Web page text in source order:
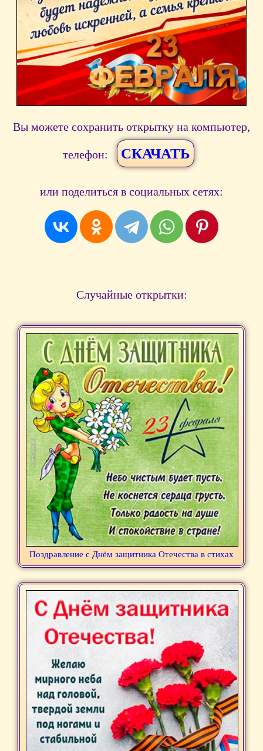
Вы можете сохранить открытку на компьютер,
телефон: СКАЧАТЬ
или поделиться в социальных сетях:
Случайные открытки:
Поздравление с Днём защитника Отечества в стихах